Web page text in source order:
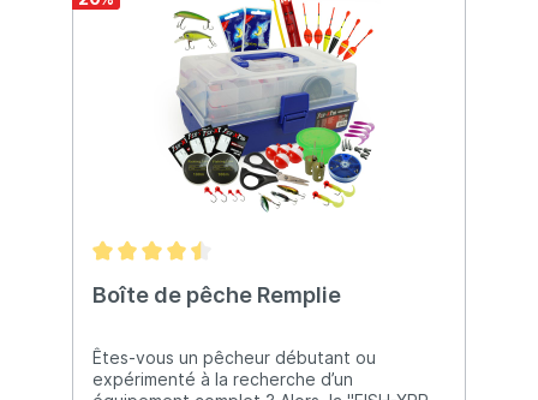
système anti-retour direct et sans
problèmeLa combinaison du roulement à
billes en acier inoxydable blindé et du
roulement à rouleaux Shimano assure une
transmission stable et puissante.La
légèreté du corps du moulin XT-7 et du
rotor permet de maintenir le poids du
moulin au minimum".
Boîte de pêche Remplie
Êtes-vous un pêcheur débutant ou
expérimenté à la recherche d’un